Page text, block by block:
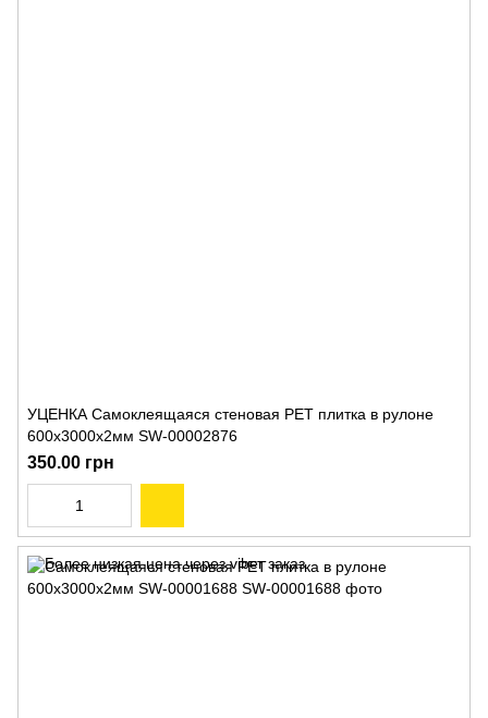
УЦЕНКА Самоклеящаяся стеновая PET плитка в рулоне
600х3000х2мм SW-00002876
350.00 грн